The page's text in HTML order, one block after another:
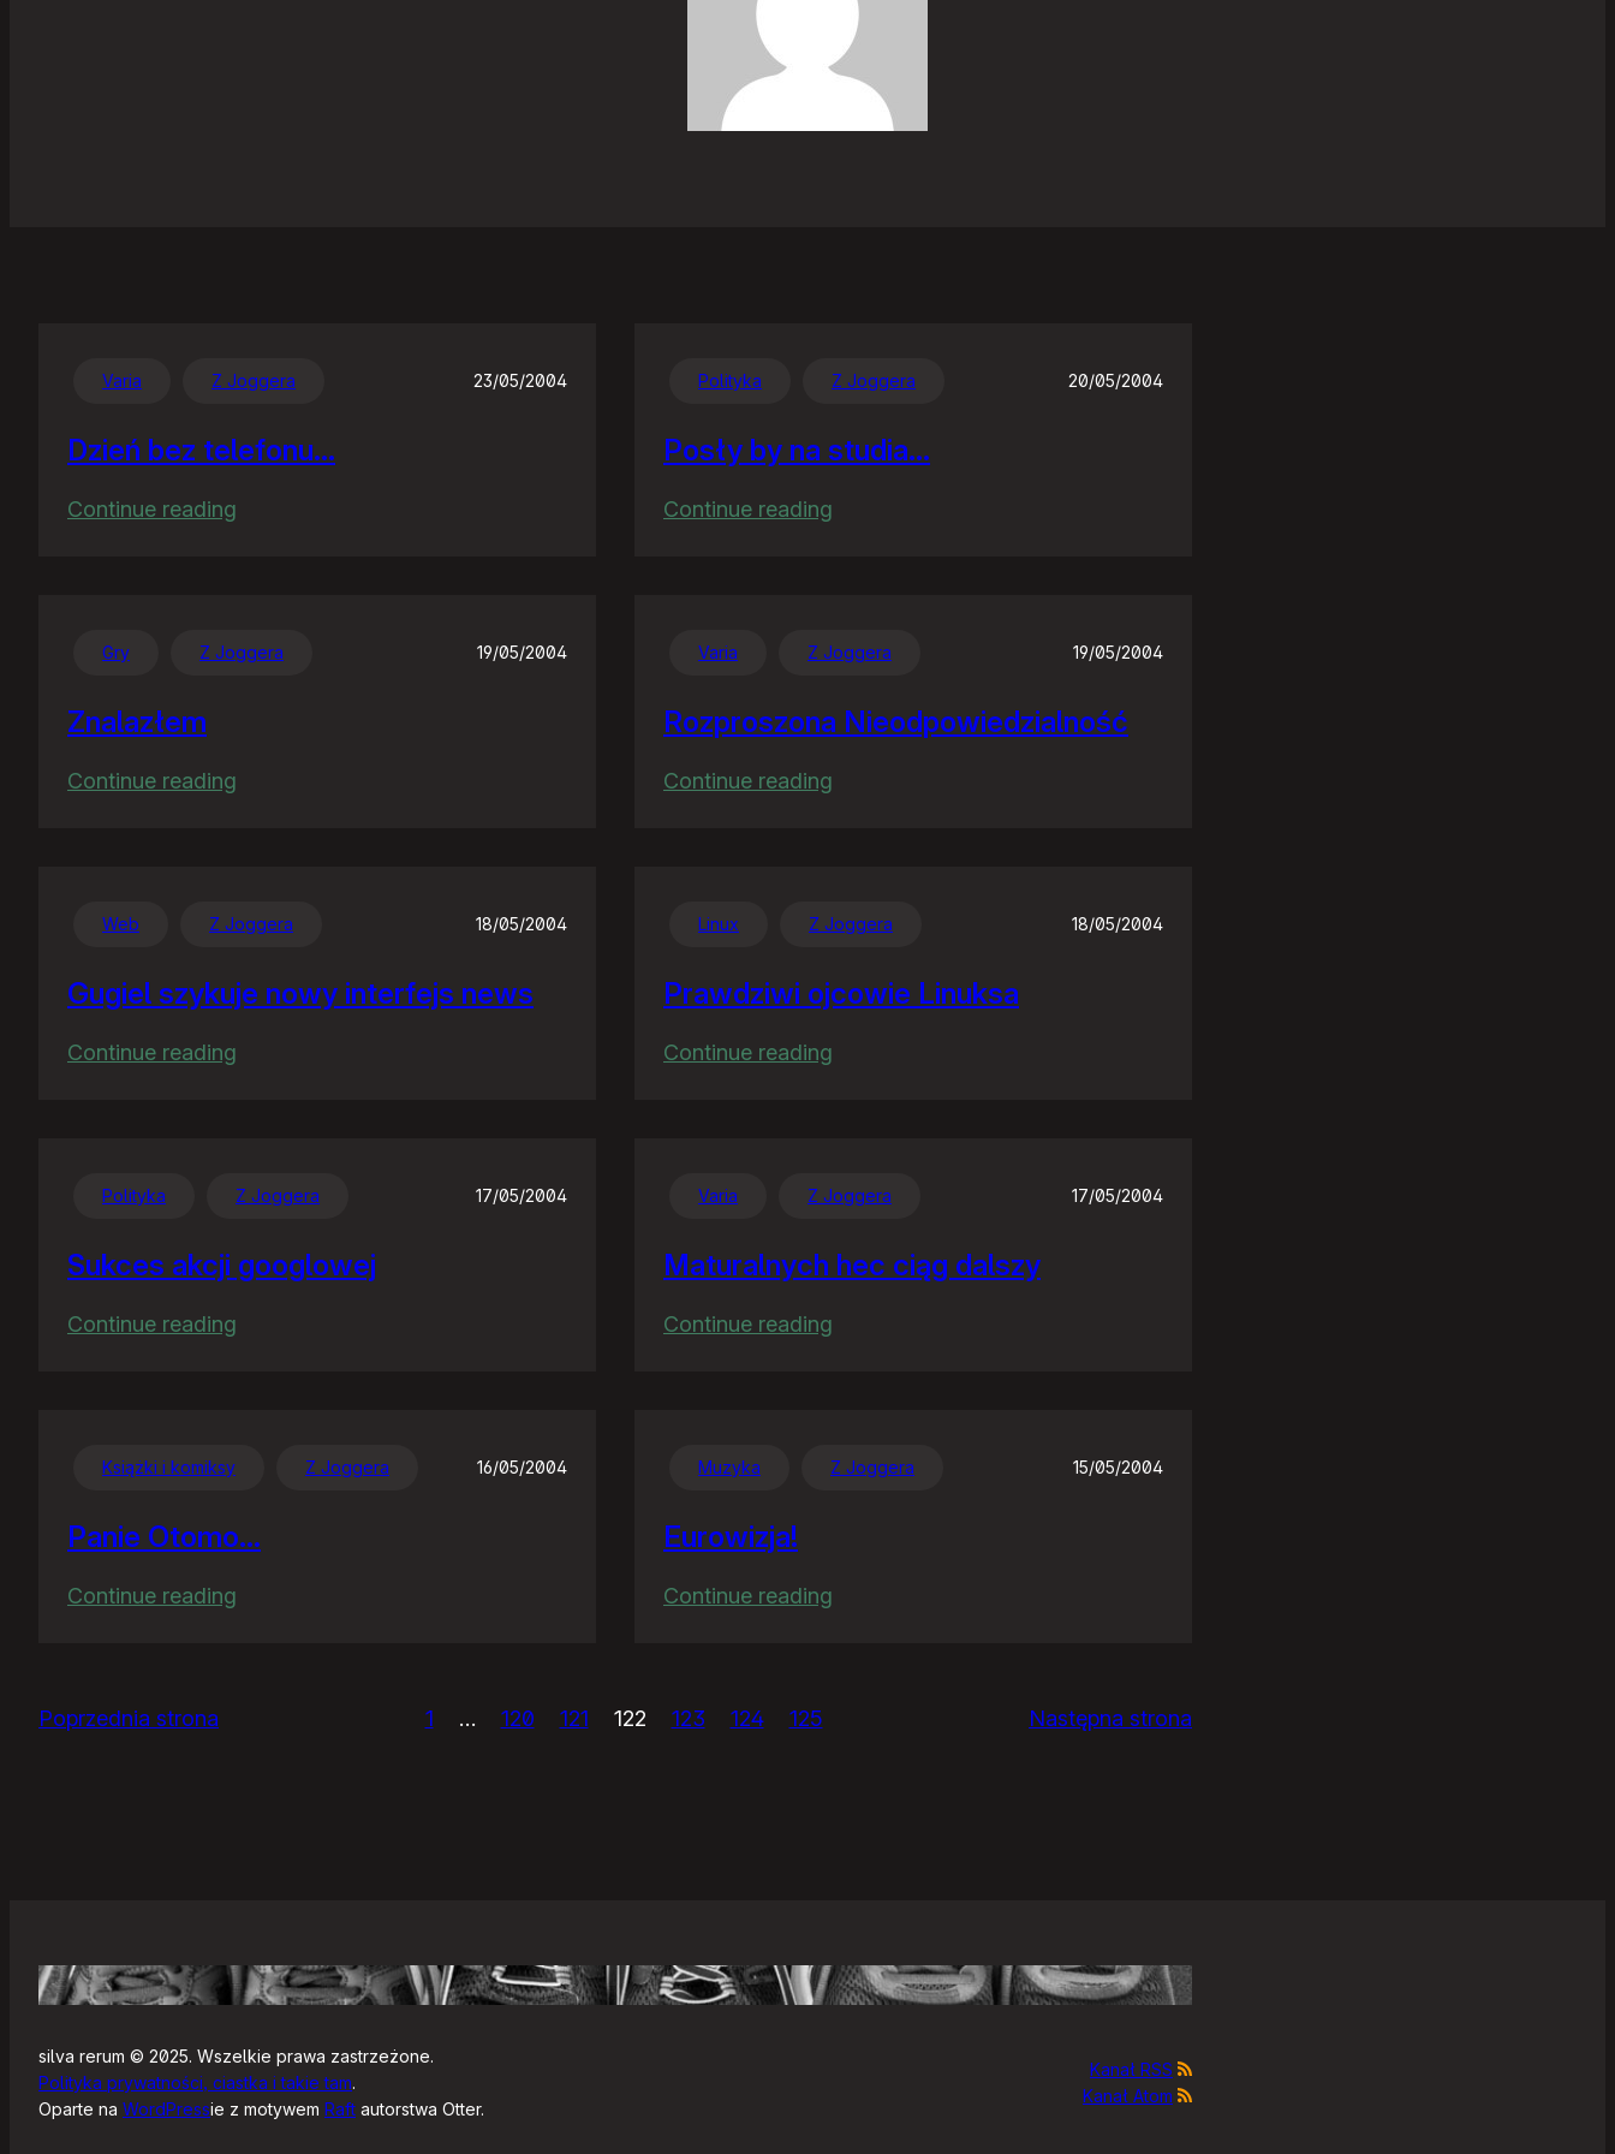
Varia Z Joggera 23/05/2004
Dzień bez telefonu…
Continue reading
Polityka Z Joggera 20/05/2004
Posły by na studia…
Continue reading
studia…
Gry Z Joggera 19/05/2004
Znalazłem
Continue reading
Varia Z Joggera 19/05/2004
Rozproszona Nieodpowiedzialność
Continue reading
Web Z Joggera 18/05/2004
Gugiel szykuje nowy interfejs news
Continue reading
interfejs
Linux Z Joggera 18/05/2004
Prawdziwi ojcowie Linuksa
Continue reading
Polityka Z Joggera 17/05/2004
Sukces akcji googlowej
Continue reading
Varia Z Joggera 17/05/2004
Maturalnych hec ciąg dalszy
Continue reading
dalszy
Książki i komiksy Z Joggera 16/05/2004
Panie Otomo…
Continue reading
Muzyka Z Joggera 15/05/2004
Eurowizja!
Continue reading
Poprzednia strona 1 … 120 121 122 123 124 125 Następna strona
silva rerum © 2025. Wszelkie prawa zastrzeżone.
Polityka prywatności, ciastka i takie tam.
Oparte na WordPressie z motywem Raft autorstwa Otter.
Kanał RSS
Kanał Atom